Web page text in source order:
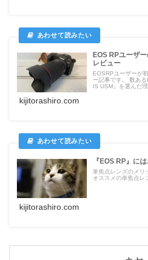
EOS RPユーザ
レビュー
EOSRPユーザーが
ー記事です。 数あ
IS USM』を選んだ
kijitorashiro.com
『EOS RP』に
単焦点レンズのメリ
オススメの単焦点レ
kijitorashiro.com